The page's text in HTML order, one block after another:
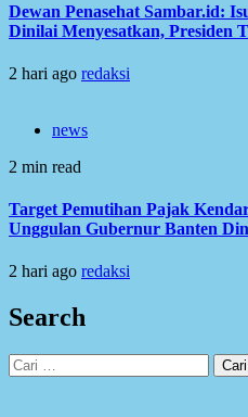
Dewan Penasehat Sambar.id:
Dinilai Menyesatkan, Presiden
2 hari ago redaksi
news
2 min read
Target Pemutihan Pajak
Unggulan Gubernur Banten
2 hari ago redaksi
Search
Cari
untuk: